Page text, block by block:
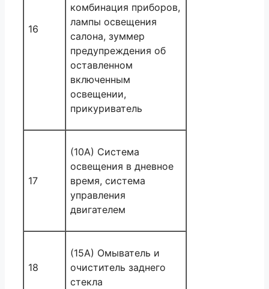
16
комбинация приборов,
лампы освещения
салона, зуммер
предупреждения об
оставленном
включенным
освещении,
прикуриватель
17
(10A) Система
освещения в дневное
время, система
управления
двигателем
18
(15A) Омыватель и
очиститель заднего
стекла